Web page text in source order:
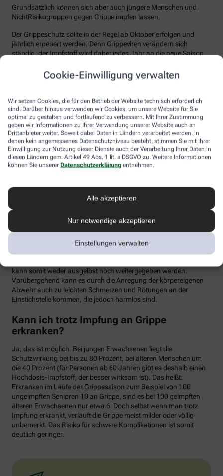
Cookie-Einwilligung verwalten
Wir setzen Cookies, die für den Betrieb der Website technisch erforderlich
sind. Darüber hinaus verwenden wir Cookies, um unsere Website für Sie
optimal zu gestalten und fortlaufend zu verbessern. Mit Ihrer Zustimmung
geben wir Informationen zu Ihrer Verwendung unserer Website auch an
Drittanbieter weiter. Soweit dabei Daten in Ländern verarbeitet werden, in
denen kein angemessenes Datenschutzniveau besteht, stimmen Sie mit Ihrer
Einwilligung zur Nutzung dieser Dienste auch der Verarbeitung Ihrer Daten in
diesen Ländern gem. Artikel 49 Abs. 1 lit. a DSGVO zu. Weitere Informationen
können Sie unserer Datenschutzerklärung entnehmen.
Alle akzeptieren
Nur notwendige akzeptieren
Einstellungen verwalten
Grundsätzlich können sich aber auch jüngere Menschen und
NichtRisikogruppen gegen Grippe impfen lassen.
Der Grippeschutz sollte in der Regel ab Oktober erfolgen und
jährlich erneuert werden. Denn Grippeviren verändern sich
ständig, der Impfstoff wird daher jedes Jahr an die neue Saison
der Körper einen ausreichenden Schutz vor einer Ansteckung
aufgebaut hat. Auch eine spätere Impfung zu Beginn des Jahres
Wie sicher ist der Impfstoff?
Jeder Grippeimpfstoff, der in Deutschland verwendet wird, muss
ein streng reguliertes Zulassungsverfahren durchlaufen. Hierbei
muss die Qualität, Wirksamkeit und Verträglichkeit in
wissenschaftlichen Studien nachgewiesen werden. Die Freigabe
erfolgt nach weiteren Prüfungen schließlich durch das Paul-
der Freigabe stetig weiter beobachtet.
Die Grippeimpfung ist in aller Regel gut verträglich. In den ersten
Frösteln oder Kopf- und Gliederschmerzen auftreten, die aber
meist binnen weniger Tage wieder abklingen. Mit einer Grippe
haben die Symptome allerdings nichts zu tun. Denn üblicherweise
kann somit weder ausgelöst noch weitergegeben werden.
Vorübergehend kann es durch die Anregung der körpereigenen
Abwehr auch zu leichten Schmerzen und Rötungen an der
Einstichstelle kommen, die jedoch harmlos sind.
Kann ich trotz Impfung an Grippe
erkranken?
Ja, das ist möglich. Bei jungen Erwachsenen liegt die
Schutzwirkung bei bis zu 80 Prozent, bei älteren Menschen um
die 40 Prozent (für Personen ab 60 Jahren gibt es deshalb einen
Hochdosis-Impfstoff, der besser wirksam ist). Das heißt:
Erkranken im Laufe der Grippesaison zum Beispiel von 100
ungeimpften Senioren 10 an Grippe, sind es bei 100 geimpften
älteren Erwachsenen nur etwa 6. Doch selbst wenn man trotz
Impfung erkrankt, verläuft die Grippe meist milder oder völlig
unbemerkt. Das Risiko für schwere Komplikationen ist somit
deutlich geringer.